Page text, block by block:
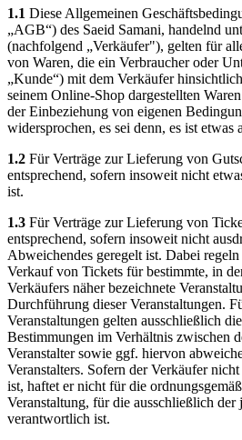
1.1 Diese Allgemeinen
„AGB“) des Saeid Samani, handelnd
(nachfolgend „Verkäufer"), gelten für
von Waren, die ein Verbraucher oder
„Kunde“) mit dem Verkäufer
seinem Online-Shop dargestellten
der Einbeziehung von eigenen
widersprochen, es sei denn, es ist etwas
1.2 Für Verträge zur Lieferung von
entsprechend, sofern insoweit nicht
ist.
1.3 Für Verträge zur Lieferung von
entsprechend, sofern insoweit nicht
Abweichendes geregelt ist. Dabei
Verkauf von Tickets für bestimmte, in
Verkäufers näher bezeichnete
Durchführung dieser Veranstaltungen.
Veranstaltungen gelten ausschließlich
Bestimmungen im Verhältnis zwischen
Veranstalter sowie ggf. hiervon
Veranstalters. Sofern der Verkäufer
ist, haftet er nicht für die
Veranstaltung, für die ausschließlich der
verantwortlich ist.